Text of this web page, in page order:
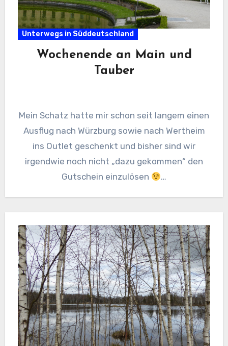
Unterwegs in Süddeutschland
Wochenende an Main und
Tauber
Mein Schatz hatte mir schon seit langem einen
Ausflug nach Würzburg sowie nach Wertheim
ins Outlet geschenkt und bisher sind wir
irgendwie noch nicht „dazu gekommen“ den
Gutschein einzulösen
…